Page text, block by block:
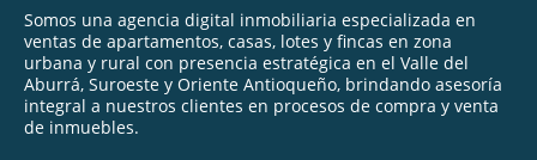
Somos una agencia digital inmobiliaria especializada en
ventas de apartamentos, casas, lotes y fincas en zona
urbana y rural con presencia estratégica en el Valle del
Aburrá, Suroeste y Oriente Antioqueño, brindando asesoría
integral a nuestros clientes en procesos de compra y venta
de inmuebles.